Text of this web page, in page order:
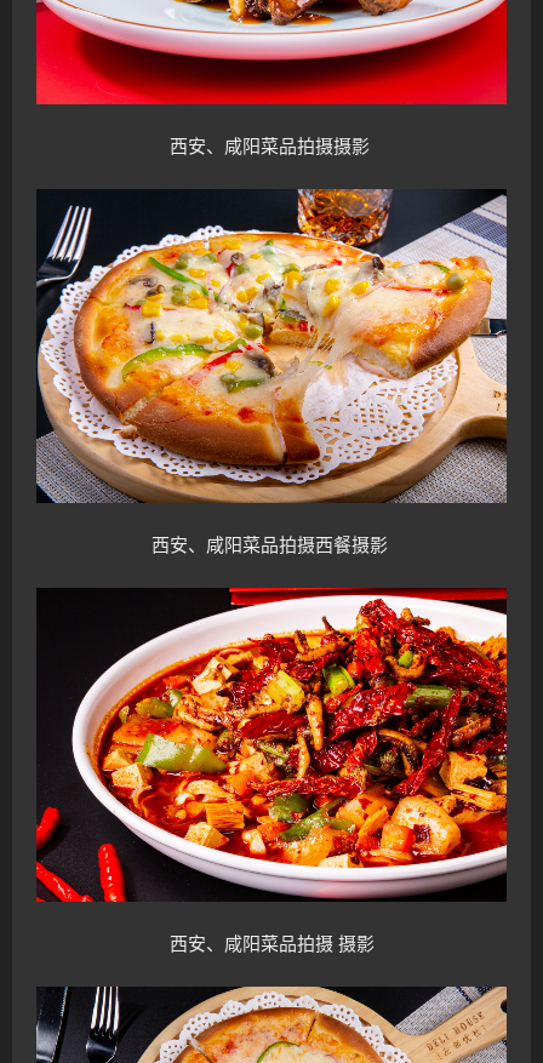
西安、咸阳菜品拍摄摄影
西安、咸阳菜品拍摄西餐摄影
西安、咸阳菜品拍摄 摄影